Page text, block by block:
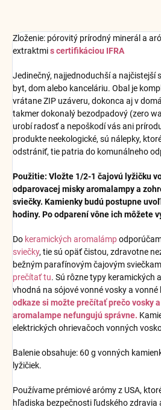
Zloženie: pórovitý prírodný minerál a
extraktmis certifikáciou IFRA
Jedinečný, najjednoduchší a najčistejší
byt, dom alebo kanceláriu. Obal je
vrátane ZIP uzáveru, dokonca aj v
takmer dokonalý bezodpadový (zero
urobí radosť a nepoškodí vás ani
produkte neekologické, sú nálepky,
odstrániť, tie patria do komunálneho
Použitie: Vložte 1/2-1 čajovú lyžičku
odparovacej misky aromalampy a
sviečky. Kamienky budú postupne
hodiny. Po odparení vône ich môžete
Do keramických aromalámp
sviečky, tie sú opäť čistou, zdravotne
bežným parafínovým čajovým
prečítať tu. Sú rôzne typy keramických
vhodná na sójové vonné vosky a vonné
odkaze si možte prečítať prečo vosky
aromalampe nefungujú správne.
elektrických ohrievačoch vonných
Balenie obsahuje: 60 g vonných
lyžičiek.
Používame prémiové arómy z USA,
hľadiska bezpečnosti ľudského zdravia